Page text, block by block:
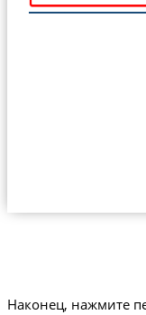
Наконец, нажмите